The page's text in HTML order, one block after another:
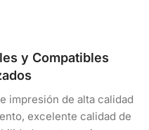
y Compatibles
impresión de alta calidad
excelente calidad de